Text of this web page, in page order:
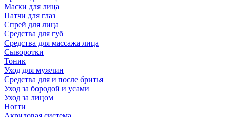
Маски для лица
Патчи для глаз
Спрей для лица
Средства для губ
Средства для массажа лица
Сыворотки
Тоник
Уход для мужчин
Средства для и после бритья
Уход за бородой и усами
Уход за лицом
Ногти